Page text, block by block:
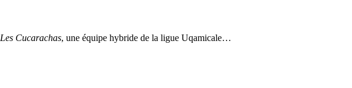
Les Cucarachas, une équipe hybride de la ligue Uqamicale…